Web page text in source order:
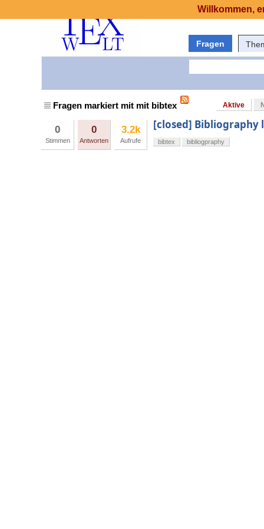
Fragen
Fragen markiert mit mit bibtex Aktive
0
Stimmen
0
Antworten
3.2k
Aufrufe
[closed] Bibliography
bibtex bibliogpraphy
Willkommen,